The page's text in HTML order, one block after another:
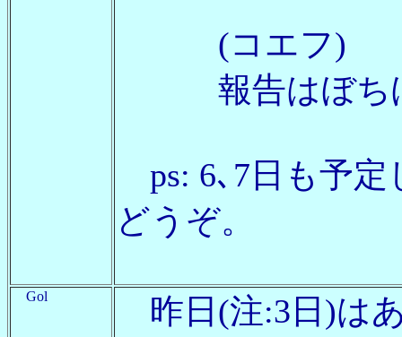
(コエフ)
報告はぼちぼ
ps: 6､7日も予定
どうぞ。
Gol
昨日(注:3日)は